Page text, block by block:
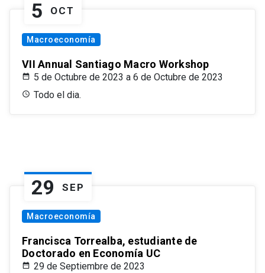
5 OCT
Macroeconomía
VII Annual Santiago Macro Workshop
5 de Octubre de 2023 a 6 de Octubre de 2023
Todo el dia.
29 SEP
Macroeconomía
Francisca Torrealba, estudiante de
Doctorado en Economía UC
29 de Septiembre de 2023